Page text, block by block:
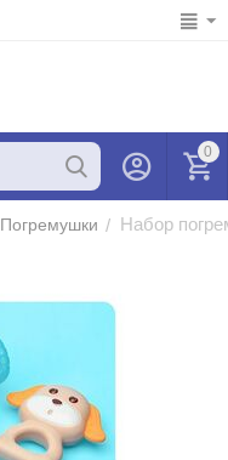
0
Погремушки / Набор